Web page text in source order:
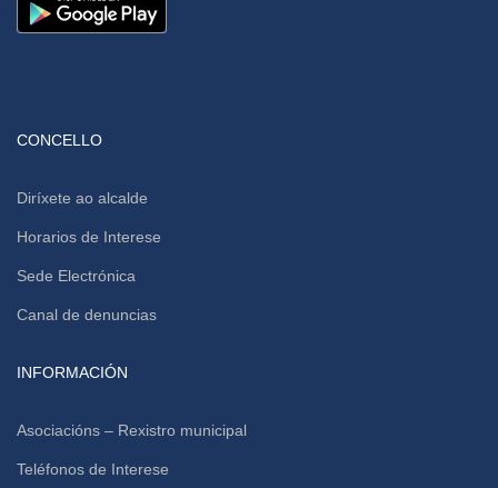
CONCELLO
Diríxete ao alcalde
Horarios de Interese
Sede Electrónica
Canal de denuncias
INFORMACIÓN
Asociacións – Rexistro municipal
Teléfonos de Interese